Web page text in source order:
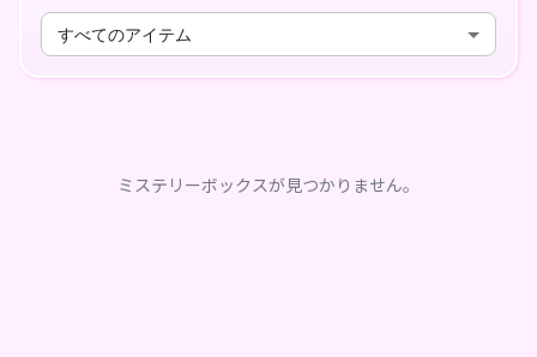
すべてのアイテム
ミステリーボックスが見つかりません。